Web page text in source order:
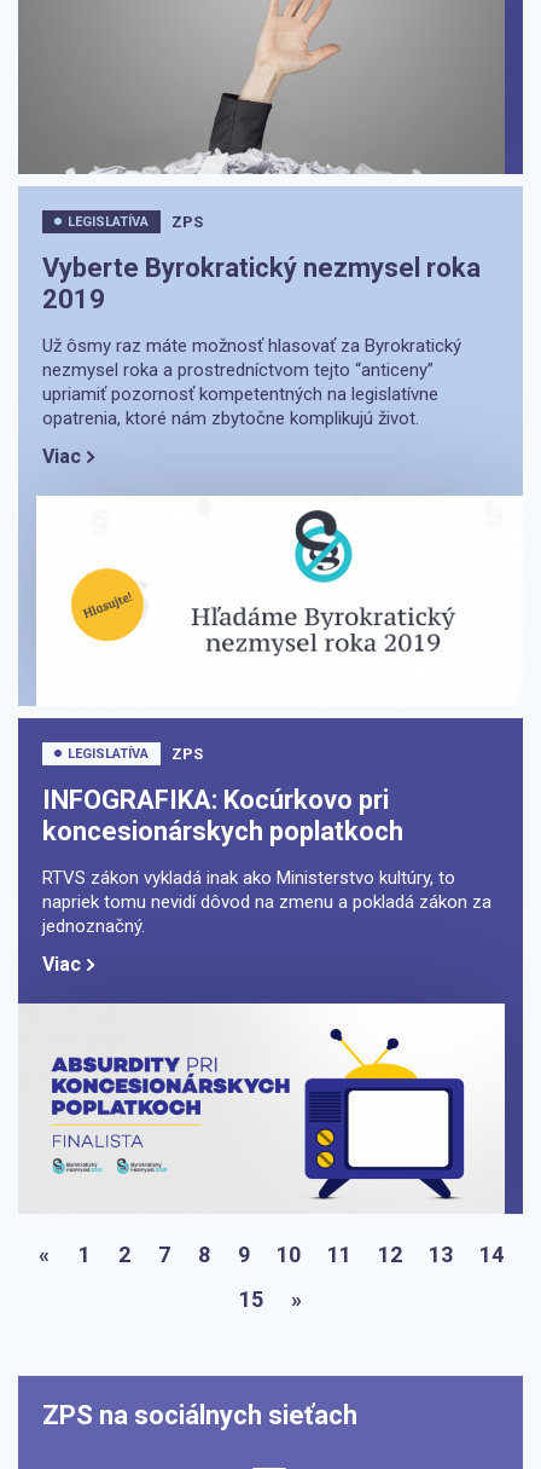
LEGISLATÍVA ZPS
Vyberte Byrokratický nezmysel roka
2019
Už ôsmy raz máte možnosť hlasovať za Byrokratický
nezmysel roka a prostredníctvom tejto “anticeny”
upriamiť pozornosť kompetentných na legislatívne
opatrenia, ktoré nám zbytočne komplikujú život.
Viac
LEGISLATÍVA ZPS
INFOGRAFIKA: Kocúrkovo pri
koncesionárskych poplatkoch
RTVS zákon vykladá inak ako Ministerstvo kultúry, to
napriek tomu nevidí dôvod na zmenu a pokladá zákon za
jednoznačný.
Viac
« 1 2 7 8 9 10 11 12 13
14
15
»
ZPS na sociálnych sieťach